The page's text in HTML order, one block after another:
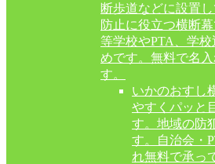
断歩道などに設置
防止に役立つ横断
等学校やPTA、学
めです。無料で名
す。
いかのおすし
やすくパッと
す。地域の防
す。自治会・
れ無料で承っ